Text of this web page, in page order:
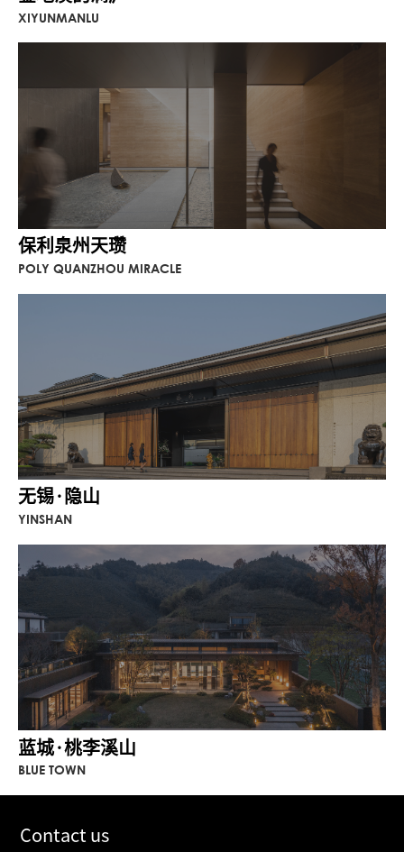
XIYUNMANLU
保利泉州天瓒
POLY QUANZHOU MIRACLE
无锡·隐山
YINSHAN
蓝城·桃李溪山
BLUE TOWN
Contact us